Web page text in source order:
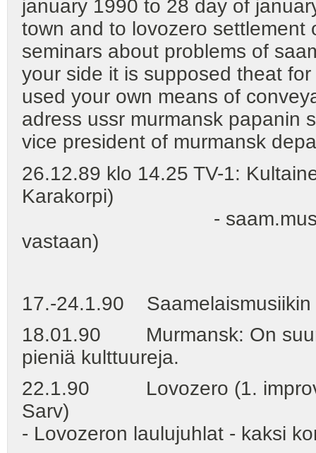
january 1990 to 28 day of
town and to lovozero settlement
seminars about problems of
your side it is supposed theat
used your own means of
adress ussr murmansk papanin
vice president of murmansk
26.12.89 klo 14.25 TV-1:
Karakorpi)
- saam.musaa.
vastaan)
17.-24.1.90 Saamelaismusiikin
18.01.90 Murmansk: On
pieniä kulttuureja.
22.1.90 Lovozero (1.
Sarv)
- Lovozeron laulujuhlat - kaksi